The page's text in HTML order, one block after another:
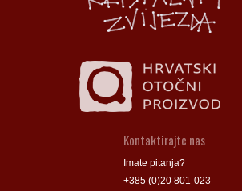
Kontaktirajte nas
Imate pitanja?
+385 (0)20 801-023